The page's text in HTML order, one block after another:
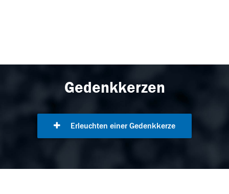
Gedenkkerzen
Erleuchten einer Gedenkkerze